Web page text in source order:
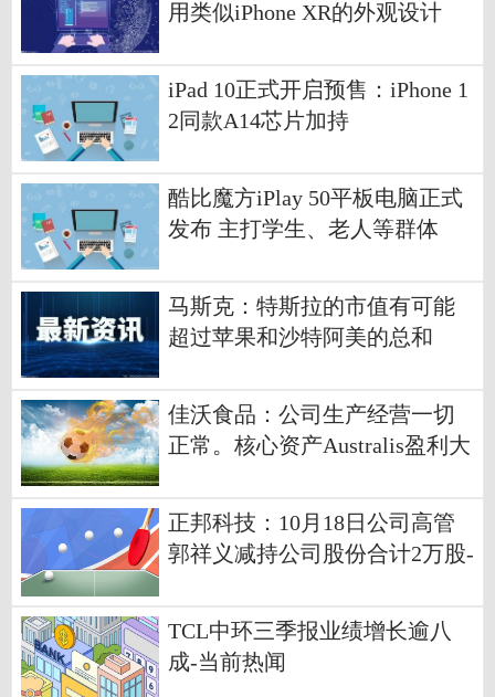
用类似iPhone XR的外观设计
iPad 10正式开启预售：iPhone 1
2同款A14芯片加持
酷比魔方iPlay 50平板电脑正式
发布 主打学生、老人等群体
马斯克：特斯拉的市值有可能
超过苹果和沙特阿美的总和
佳沃食品：公司生产经营一切
正常。核心资产Australis盈利大
正邦科技：10月18日公司高管
郭祥义减持公司股份合计2万股-
TCL中环三季报业绩增长逾八
成-当前热闻